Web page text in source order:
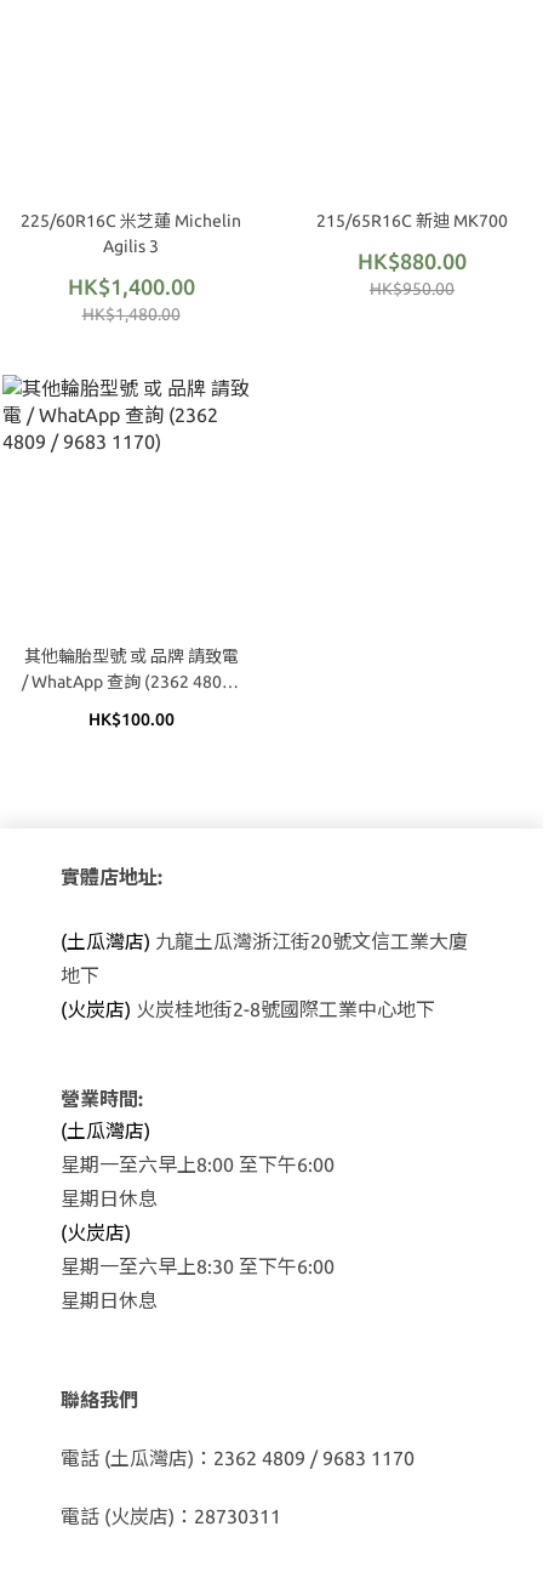
225/60R16C 米芝蓮 Michelin
Agilis 3
HK$1,400.00
HK$1,480.00
215/65R16C 新迪 MK700
HK$880.00
HK$950.00
其他輪胎型號 或 品牌 請致電
/ WhatApp 查詢 (2362 4809 /
HK$100.00
實體店地址:
(土瓜灣店) 九龍土瓜灣浙江街20號文信工業大廈
地下
(火炭店) 火炭桂地街2-8號國際工業中心地下
營業時間:
(土瓜灣店)
星期一至六早上8:00 至下午6:00
星期日休息
(火炭店)
星期一至六早上8:30 至下午6:00
星期日休息
聯絡我們
電話 (土瓜灣店)：2362 4809 / 9683 1170
電話 (火炭店)：28730311